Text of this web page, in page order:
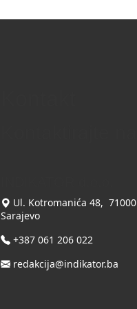
Ul. Kotromanića 48, 71000
Sarajevo
+387 061 206 022
redakcija@indikator.ba